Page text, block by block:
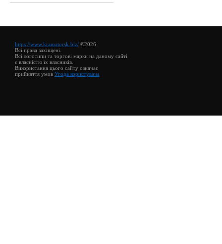
https://www.kramatorsk.biz/ ©2026
Всі права захищені.
Всі логотипи та торгові марки на даному сайті
є власністю їх власників.
Використання цього сайту означає
прийняття умов Угода користувача